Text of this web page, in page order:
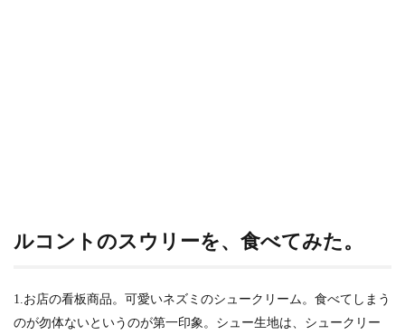
ルコントのスウリーを、食べてみた。
1.お店の看板商品。可愛いネズミのシュークリーム。食べてしまう
のが勿体ないというのが第一印象。シュー生地は、シュークリー